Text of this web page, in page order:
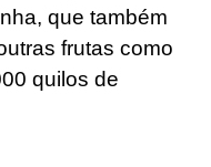
que também
frutas como
quilos de